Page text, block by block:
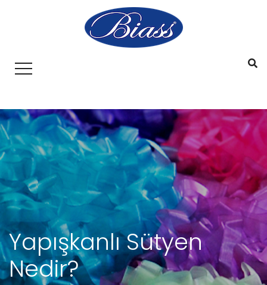
Yapışkanlı Sütyen
Nedir?